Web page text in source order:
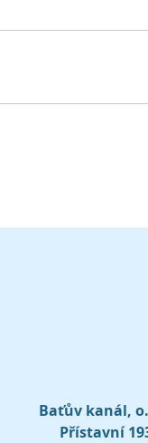
Baťův kanál,
Přístavní